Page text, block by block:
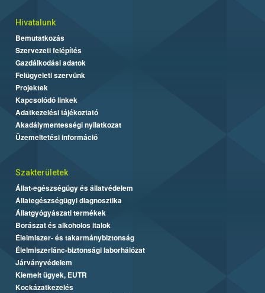
Hivatalunk
Bemutatkozás
Szervezeti felépítés
Gazdálkodási adatok
Felügyeleti szervünk
Projektek
Kapcsolódó linkek
Adatkezelési tájékoztató
Akadálymentességi nyilatkozat
Üzemeltetési információ
Szakterületek
Állat-egészségügy és állatvédelem
Állategészségügyi diagnosztika
Állatgyógyászati termékek
Borászat és alkoholos italok
Élelmiszer- és takarmánybiztonság
Élelmiszerlánc-biztonsági laborhálózat
Járványvédelem
Kiemelt ügyek, EUTR
Kockázatkezelés